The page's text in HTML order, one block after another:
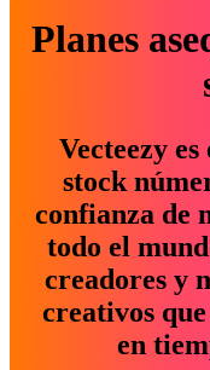
Planes
Vecteezy
stock
confianza de
todo el
creadores y
creativos
en